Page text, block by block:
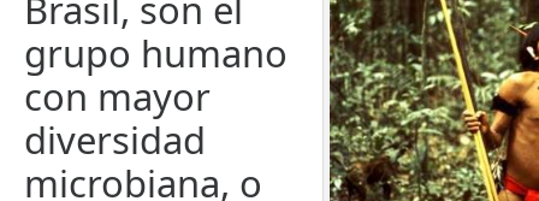
grupo humano
con mayor
diversidad
microbiana, o